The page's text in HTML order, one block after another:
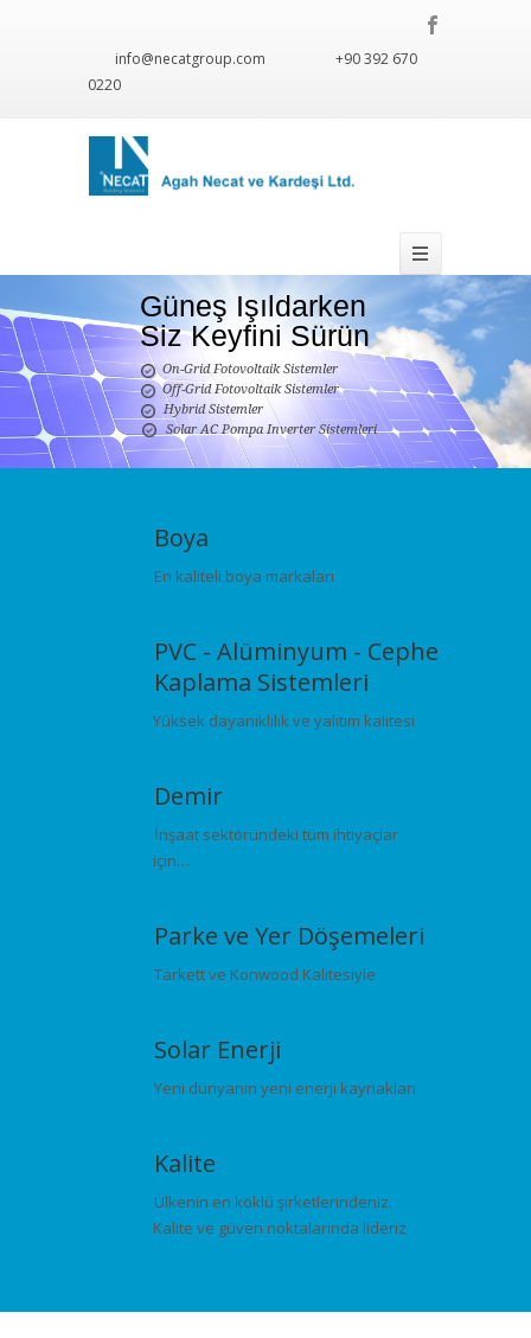
info@necatgroup.com
+90 392 670
0220
Güneş Işıldarken
Siz Keyfini Sürün
On-Grid Fotovoltaik Sistemler
Off-Grid Fotovoltaik Sistemler
Hybrid Sistemler
Solar AC Pompa Inverter Sistemleri
Boya
En kaliteli boya markaları
PVC - Alüminyum - Cephe
Kaplama Sistemleri
Yüksek dayanıklılık ve yalıtım kalitesi
Demir
İnşaat sektöründeki tüm ihtiyaçlar
için…
Parke ve Yer Döşemeleri
Tarkett ve Konwood Kalitesiyle
Solar Enerji
Yeni dünyanin yeni enerji kaynaklari
Kalite
Ülkenin en köklü şirketlerindeniz.
Kalite ve güven noktalarında lideriz